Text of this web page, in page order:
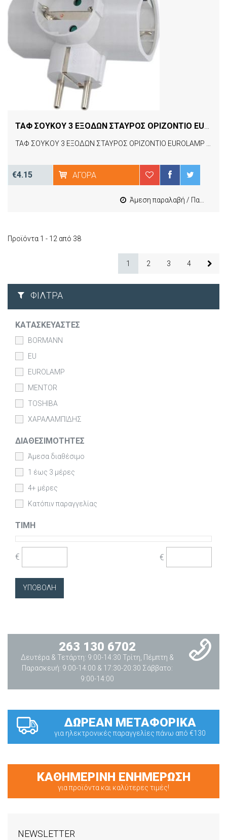
€4.15 ΑΓΟΡΆ
Άμεση παραλαβή / Παράδοση 1-3 εργασιμες
Προϊόντα 1 - 12 από 38
1 2 3 4
ΦΊΛΤΡΑ
ΚΑΤΑΣΚΕΥΑΣΤΈΣ
BORMANN
EU
EUROLAMP
MENTOR
TOSHIBA
ΧΑΡΑΛΑΜΠΙΔΗΣ
ΔΙΑΘΕΣΙΜΌΤΗΤΕΣ
Άμεσα διαθέσιμο
1 έως 3 μέρες
4+ μέρες
Κατόπιν παραγγελίας
ΤΙΜΉ
€ €
263 130 6702
Δευτέρα & Τετάρτη: 9:00-14:30 Τρίτη, Πέμπτη &
Παρασκευή: 9:00-14:00 & 17:30-20:30 Σάββατο:
9:00-14:00
ΔΩΡΕΑΝ ΜΕΤΑΦΟΡΙΚΑ
για ηλεκτρονικές παραγγελίες πάνω από €130
ΚΑΘΗΜΕΡΙΝΗ ΕΝΗΜΕΡΩΣΗ
για προϊόντα και καλύτερες τιμές!
NEWSLETTER